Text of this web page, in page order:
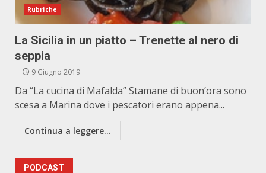
Rubriche
La Sicilia in un piatto – Trenette al nero di
seppia
9 Giugno 2019
Da “La cucina di Mafalda” Stamane di buon’ora sono
scesa a Marina dove i pescatori erano appena...
Continua a leggere...
PODCAST